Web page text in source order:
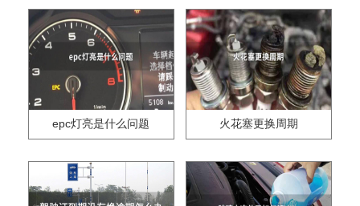
epc灯亮是什么问题 火花塞更换周期